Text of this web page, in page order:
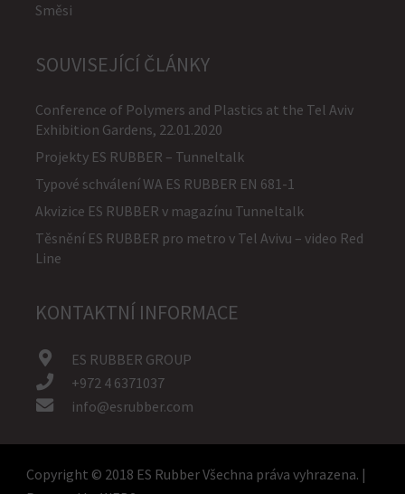
Směsi
SOUVISEJÍCÍ ČLÁNKY
Conference of Polymers and Plastics at the Tel Aviv
Exhibition Gardens, 22.01.2020
Projekty ES RUBBER – Tunneltalk
Typové schválení WA ES RUBBER EN 681-1
Akvizice ES RUBBER v magazínu Tunneltalk
Těsnění ES RUBBER pro metro v Tel Avivu – video Red
Line
KONTAKTNÍ INFORMACE
ES RUBBER GROUP
+972 4 6371037
info@esrubber.com
Copyright © 2018 ES Rubber Všechna práva vyhrazena. |